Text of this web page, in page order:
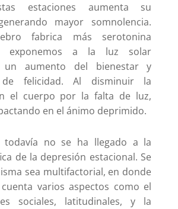
estaciones aumenta su
mayor somnolencia.
fabrica más serotonina
exponemos a la luz solar
un aumento del bienestar y
de felicidad. Al disminuir la
el cuerpo por la falta de luz,
en el ánimo deprimido.
todavía no se ha llegado a la
de la depresión estacional. Se
sea multifactorial, en donde
varios aspectos como el
sociales, latitudinales, y la